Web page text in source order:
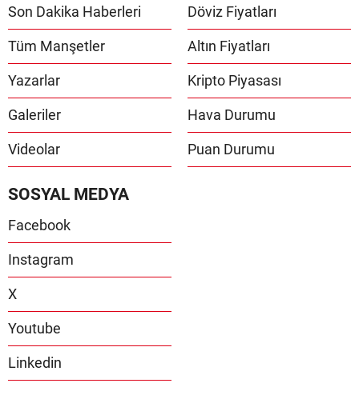
Son Dakika Haberleri
Tüm Manşetler
Yazarlar
Galeriler
Videolar
Döviz Fiyatları
Altın Fiyatları
Kripto Piyasası
Hava Durumu
Puan Durumu
SOSYAL MEDYA
Facebook
Instagram
X
Youtube
Linkedin